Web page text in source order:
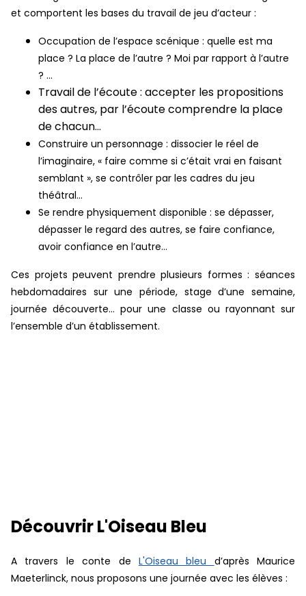
et comportent les bases du travail de jeu d’acteur :
Occupation de l’espace scénique : quelle est ma
place ? La place de l’autre ? Moi par rapport à l’autre
? …
Travail de l’écoute : accepter les propositions
des autres, par l’écoute comprendre la place
de chacun…
Construire un personnage : dissocier le réel de
l’imaginaire, « faire comme si c’était vrai en faisant
semblant », se contrôler par les cadres du jeu
théâtral…
Se rendre physiquement disponible : se dépasser,
dépasser le regard des autres, se faire confiance,
avoir confiance en l’autre…
Ces projets peuvent prendre plusieurs formes : séances
hebdomadaires sur une période, stage d’une semaine,
journée découverte… pour une classe ou rayonnant sur
l’ensemble d’un établissement.
Découvrir L'Oiseau Bleu
A travers le conte de L'Oiseau bleu d’après Maurice
Maeterlinck, nous proposons une journée avec les élèves :